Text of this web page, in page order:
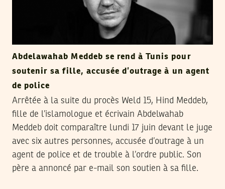
Abdelawahab Meddeb se rend à Tunis pour
soutenir sa fille, accusée d’outrage à un agent
de police
Arrêtée à la suite du procès Weld 15, Hind Meddeb,
fille de l’islamologue et écrivain Abdelwahab
Meddeb doit comparaître lundi 17 juin devant le juge
avec six autres personnes, accusée d’outrage à un
agent de police et de trouble à l’ordre public. Son
père a annoncé par e-mail son soutien à sa fille.